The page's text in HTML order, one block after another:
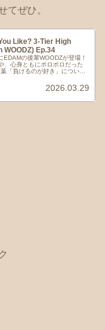
てぜひ。
Like? 3-Tier High
WOODZ) Ep.34
の後輩WOODZが登場！
、心身ともにボロボロだった
「負けるのが好き」について
2026.03.29